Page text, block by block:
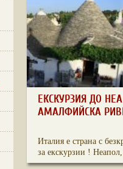
ЕКСКУРЗИЯ ДО
АМАЛФИЙСКА
Италия е страна с
за екскурзии !